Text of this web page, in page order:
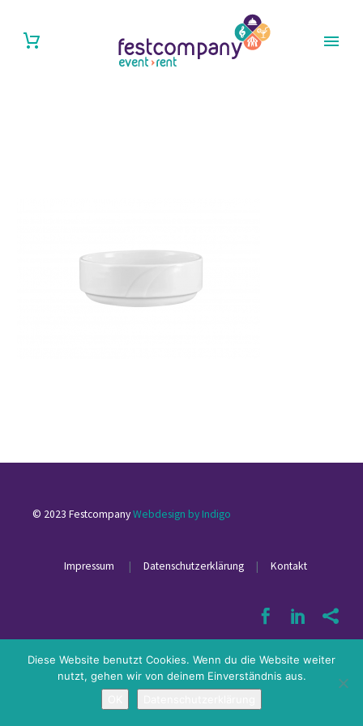
© 2023 FestcompanyWebdesign by Indigo
Impressum | Datenschutzerklärung | Kontakt
Diese Website benutzt Cookies. Wenn du die Website weiter
nutzt, gehen wir von deinem Einverständnis aus.